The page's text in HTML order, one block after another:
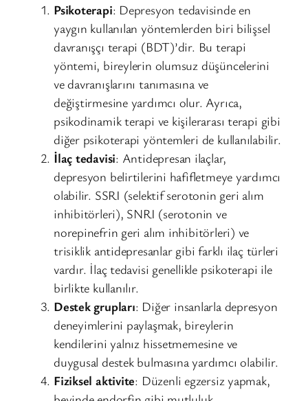
Psikoterapi: Depresyon tedavisinde en
yaygın kullanılan yöntemlerden biri bilişsel
davranışçı terapi (BDT)’dir. Bu terapi
yöntemi, bireylerin olumsuz düşüncelerini
ve davranışlarını tanımasına ve
değiştirmesine yardımcı olur. Ayrıca,
psikodinamik terapi ve kişilerarası terapi gibi
diğer psikoterapi yöntemleri de kullanılabilir.
İlaç tedavisi: Antidepresan ilaçlar,
depresyon belirtilerini hafifletmeye yardımcı
olabilir. SSRI (selektif serotonin geri alım
inhibitörleri), SNRI (serotonin ve
norepinefrin geri alım inhibitörleri) ve
trisiklik antidepresanlar gibi farklı ilaç türleri
vardır. İlaç tedavisi genellikle psikoterapi ile
birlikte kullanılır.
Destek grupları: Diğer insanlarla depresyon
deneyimlerini paylaşmak, bireylerin
kendilerini yalnız hissetmemesine ve
duygusal destek bulmasına yardımcı olabilir.
Fiziksel aktivite: Düzenli egzersiz yapmak,